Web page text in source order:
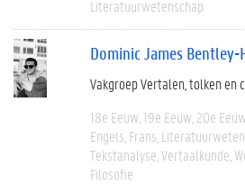
Literatuurwetenschap
Dominic James Bentley-
Vakgroep Vertalen, tolken en
18e Eeuw 19e Eeuw 20e Eeuw
Engels Frans
Tekstanalyse Vertaalkunde
Filosofie